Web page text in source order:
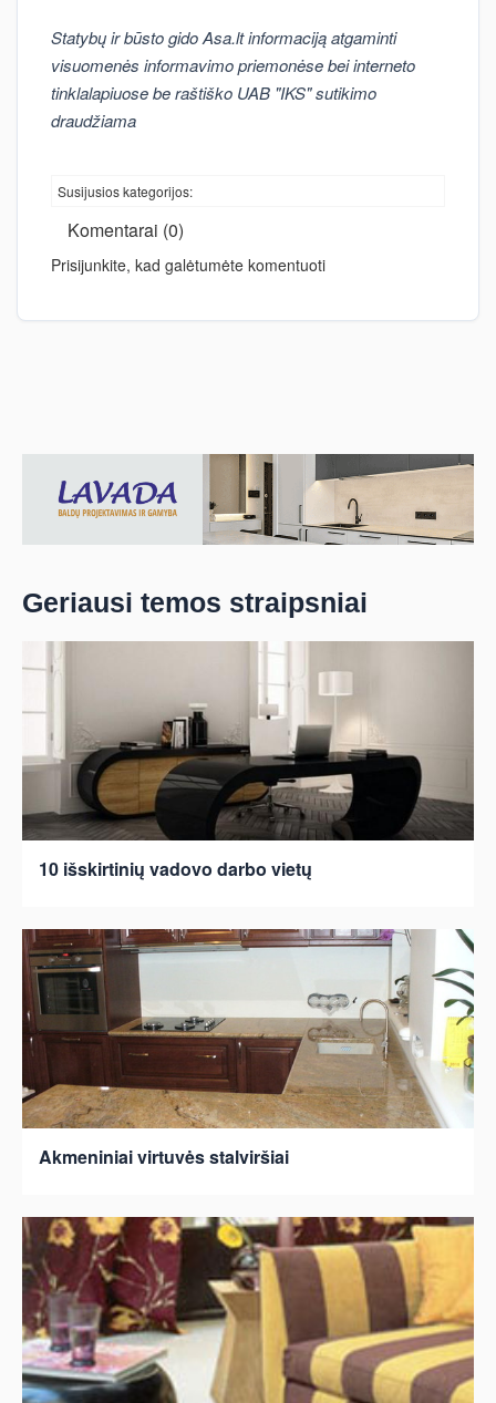
Statybų ir būsto gido Asa.lt informaciją atgaminti
visuomenės informavimo priemonėse bei interneto
tinklalapiuose be raštiško UAB "IKS" sutikimo
draudžiama
Susijusios kategorijos:
Komentarai (0)
Prisijunkite, kad galėtumėte komentuoti
Geriausi temos straipsniai
10 išskirtinių vadovo darbo vietų
Akmeniniai virtuvės stalviršiai